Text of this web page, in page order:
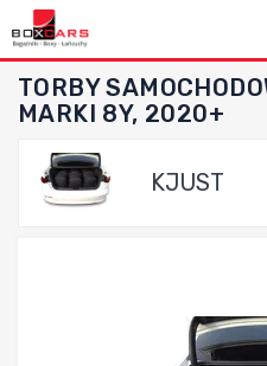
TORBY
MARKI 8Y, 2020+
KJUST